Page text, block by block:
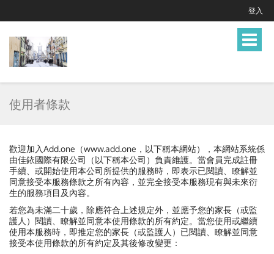
登入
Toggle
使用者條款
歡迎加入Add.one（www.add.one，以下稱本網站），本網站系統係
由佳銥國際有限公司（以下稱本公司）負責維護。當會員完成註冊
手續、或開始使用本公司所提供的服務時，即表示已閱讀、瞭解並
同意接受本服務條款之所有內容，並完全接受本服務現有與未來衍
生的服務項目及內容。
若您為未滿二十歲，除應符合上述規定外，並應予您的家長（或監
護人）閱讀、瞭解並同意本使用條款的所有約定。當您使用或繼續
使用本服務時，即推定您的家長（或監護人）已閱讀、瞭解並同意
接受本使用條款的所有約定及其後修改變更：